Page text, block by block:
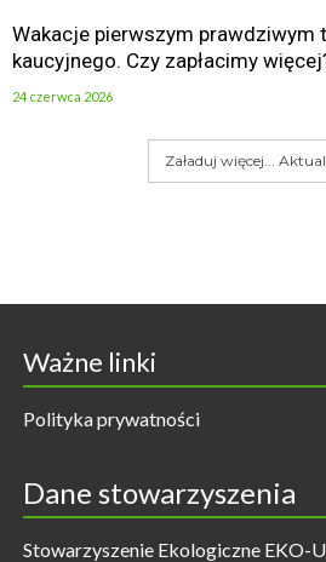
Wakacje pierwszym prawdziwym
kaucyjnego. Czy zapłacimy
24 czerwca 2026
Załaduj więcej...
Ważne linki
Polityka prywatności
Dane stowarzyszenia
Stowarzyszenie Ekologiczne EKO-